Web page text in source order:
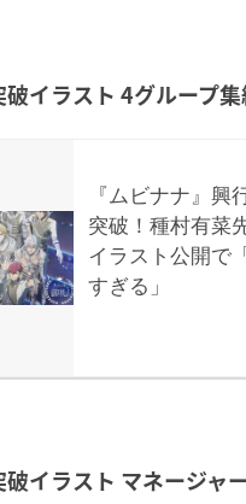
破イラスト 4グループ集
イラスト マネージャ